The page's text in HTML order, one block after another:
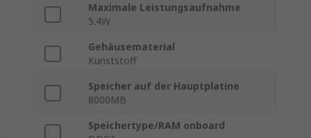
Maximale Leistungsaufnahme
5.4W
Gehäusematerial
Kunststoff
Speicher auf der Hauptplatine
8000MB
Speichertype/RAM onboard